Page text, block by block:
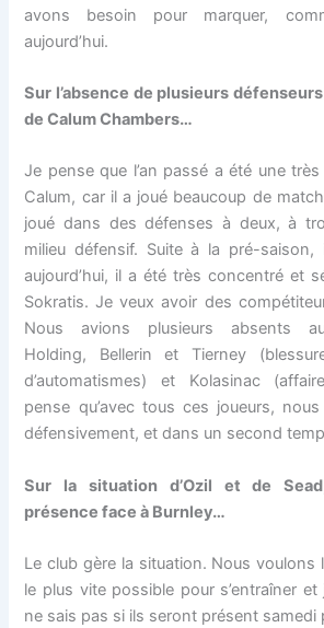
avons besoin pour marquer,
aujourd’hui.
Sur l’absence de plusieurs
de Calum Chambers…
Je pense que l’an passé a été une
Calum, car il a joué beaucoup de
joué dans des défenses à deux, à
milieu défensif. Suite à la pré-
aujourd’hui, il a été très concentré et
Sokratis. Je veux avoir des
Nous avions plusieurs absents
Holding, Bellerin et Tierney
d’automatismes) et Kolasinac
pense qu’avec tous ces joueurs,
défensivement, et dans un second
Sur la situation d’Ozil et de
présence face à Burnley…
Le club gère la situation. Nous voulons
le plus vite possible pour s’entraîner
ne sais pas si ils seront présent samedi